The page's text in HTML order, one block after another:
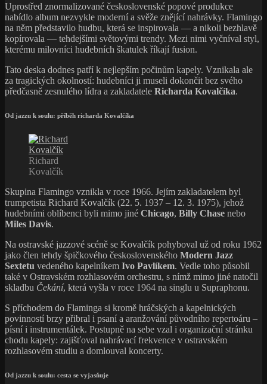
Uprostřed znormalizované československé popové produkce
nabídlo album nezvykle moderní a svěže znějící nahrávky. Flamingo
na něm představilo hudbu, která se inspirovala — a nikoli bezhlavě
kopírovala — tehdejšími světovými trendy. Mezi nimi vyčníval styl,
kterému milovníci hudebních škatulek říkají fusion.
Tato deska dodnes patří k nejlepším počinům kapely. Vznikala ale
za tragických okolností: hudebníci ji museli dokončit bez svého
předčasně zesnulého lídra a zakladatele Richarda Kovalčíka.
Od jazzu k soulu: příběh richarda Kovalčíka
Richard
Kovalčík
Skupina Flamingo vznikla v roce 1966. Jejím zakladatelem byl
trumpetista Richard Kovalčík (22. 5. 1937 – 12. 3. 1975), jehož
hudebními oblíbenci byli mimo jiné Chicago, Billy Chase nebo
Miles Davis.
Na ostravské jazzové scéně se Kovalčík pohyboval už od roku 1962
jako člen tehdy špičkového československého Modern Jazz
Sextetu vedeného kapelníkem Ivo Pavlíkem. Vedle toho působil
také v Ostravském rozhlasovém orchestru, s nímž mimo jiné natočil
skladbu Čekání, která vyšla v roce 1964 na singlu u Supraphonu.
S příchodem do Flaminga si kromě hráčských a kapelnických
povinností brzy přibral i psaní a aranžování původního repertoáru –
písní i instrumentálek. Postupně na sebe vzal i organizační stránku
chodu kapely: zajišťoval nahrávací frekvence v ostravském
rozhlasovém studiu a domlouval koncerty.
Od jazzu k soulu: cesta se vyjasňuje